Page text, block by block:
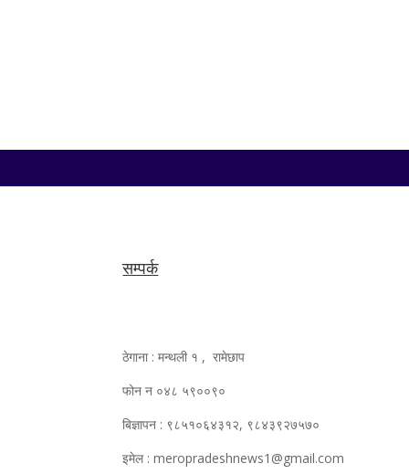
सम्पर्क
ठेगाना : मन्थली १ , रामेछाप
फोन न ०४८ ५९००९०
बिज्ञापन : ९८५१०६४३१२, ९८४३९२७५७०
इमेल : meropradeshnews1@gmail.com